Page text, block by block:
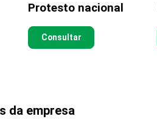
Protesto nacional
Consultar
da empresa